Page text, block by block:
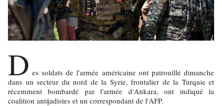
D es soldats de l'armée américaine ont patrouillé dimanche
dans un secteur du nord de la Syrie, frontalier de la Turquie et
récemment bombardé par l'armée d'Ankara, ont indiqué la
coalition antijadistes et un correspondant de l'AFP.